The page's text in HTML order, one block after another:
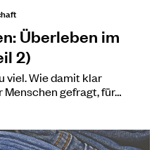
Überleben im
2)
viel. Wie damit klar
Menschen gefragt, für…